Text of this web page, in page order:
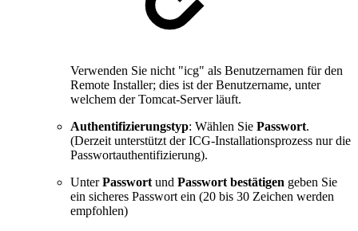
Verwenden Sie nicht "icg" als Benutzernamen für den
Remote Installer; dies ist der Benutzername, unter
welchem der Tomcat-Server läuft.
Authentifizierungstyp: Wählen Sie Passwort.
(Derzeit unterstützt der ICG-Installationsprozess nur die
Passwortauthentifizierung).
UnterPasswort und Passwort bestätigen geben Sie
ein sicheres Passwort ein (20 bis 30 Zeichen werden
empfohlen)